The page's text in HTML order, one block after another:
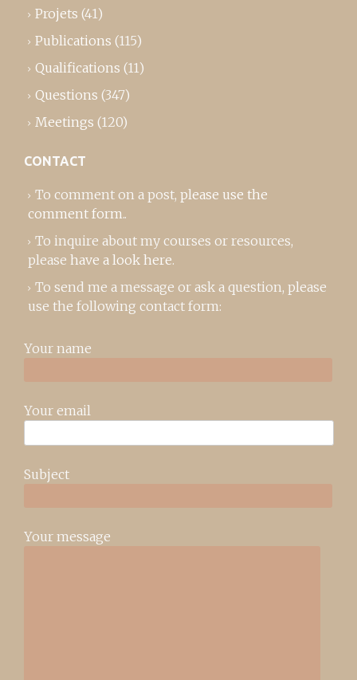
Projets (41)
Publications (115)
Qualifications (11)
Questions (347)
Meetings (120)
CONTACT
To comment on a post, please use the
comment form..
To inquire about my courses or resources,
please have a look here.
To send me a message or ask a question, please
use the following contact form:
Your name
Your email
Subject
Your message